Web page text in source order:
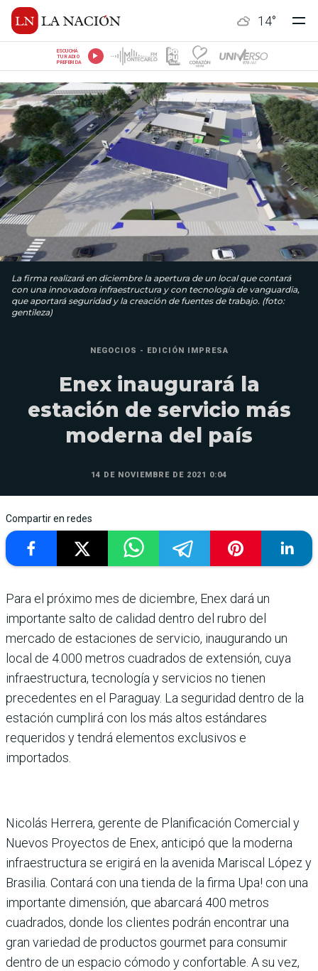
14°
ESCUCHÁ
TU RADIO
PREFERIDA
La firma realizará en diciembre la apertura de un local que contará
con una innovadora infraestructura y con tecnología de vanguardia,
que aportará seguridad y la creación de fuentes de trabajo. (foto:
gentileza)
NEGOCIOS - EDICIÓN IMPRESA
Enex inaugurará la
estación de servicio más
moderna del país
14 DE NOVIEMBRE DE 2021 0:04
Compartir en redes
Para el próximo mes de diciembre, Enex dará un
importante salto de calidad dentro del rubro del
mercado de estaciones de servicio, inaugurando un
local de 4.000 metros cuadrados de extensión, cuya
infraestructura, tecnología y servicios no tienen
precedentes en el Paraguay. La seguridad dentro de la
estación cumplirá con los más altos estándares
requeridos y tendrá elementos exclusivos e
importados.
Nicolás Herrera, gerente de Planificación Comercial y
Nuevos Proyectos de Enex, anticipó que la moderna
infraestructura se erigirá en la avenida Mariscal López y
Brasilia. Contará con una tienda de la firma Upa! con una
importante dimensión, que abarcará 400 metros
cuadrados, donde los clientes podrán encontrar una
gran variedad de productos gourmet para consumir
dentro de un espacio cómodo y confortable. A su vez,